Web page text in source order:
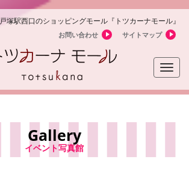
戸塚駅西口のショッピングモール『トツカーナモール』
お問い合わせ サイトマップ
Toggle
Gallery
イベント写真館